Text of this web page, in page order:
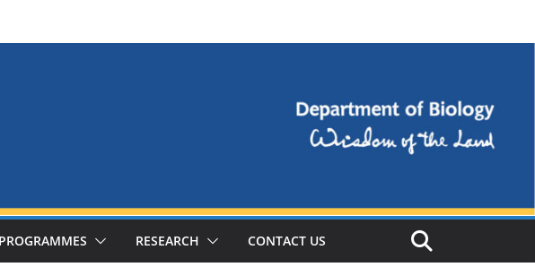
PROGRAMMES RESEARCH CONTACT US